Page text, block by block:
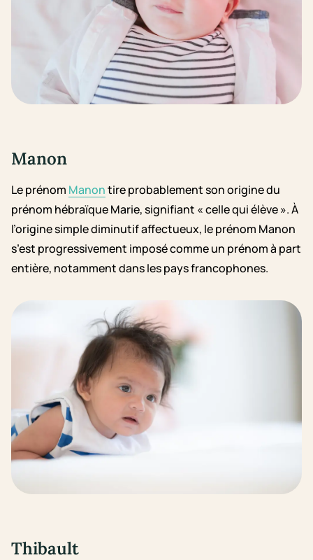
Manon
Le prénom Manontire probablement son origine du
prénom hébraïque Marie, signifiant « celle qui élève ». À
l’origine simple diminutif affectueux, le prénom Manon
s’est progressivement imposé comme un prénom à part
entière, notamment dans les pays francophones.
Thibault